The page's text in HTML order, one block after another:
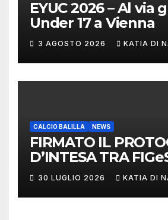
EYUC 2026 – Al via
Under 17 a Vienna
3 AGOSTO 2026 KATIA DI
CALCIO BALILLA NEWS
FIRMATO IL
D’INTESA TRA
NAZIONALE
30 LUGLIO 2026 KATIA DI